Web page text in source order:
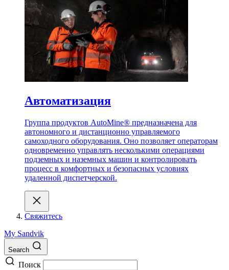
Автоматизация
Группа продуктов AutoMine® предназначена для
автономного и дистанционно управляемого
самоходного оборудования. Оно позволяет операторам
одновременно управлять несколькими операциями
подземных и наземных машин и контролировать
процесс в комфортных и безопасных условиях
удаленной диспетчерской.
Свяжитесь
My Sandvik
Search
Поиск